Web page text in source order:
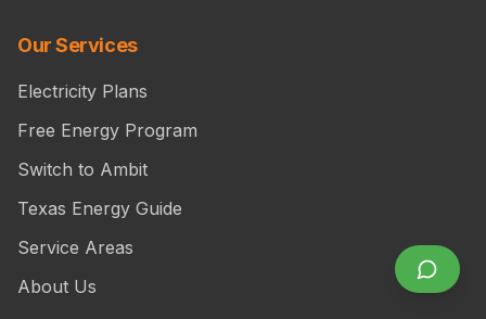
Our Services
Electricity Plans
Free Energy Program
Switch to Ambit
Texas Energy Guide
Service Areas
About Us